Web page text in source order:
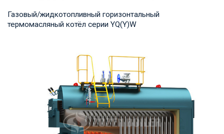
Газовый/жидкотопливный горизонтальный
термомасляный котёл серии YQ(Y)W
мощность продукта: 700-14,000 кВт Температур...